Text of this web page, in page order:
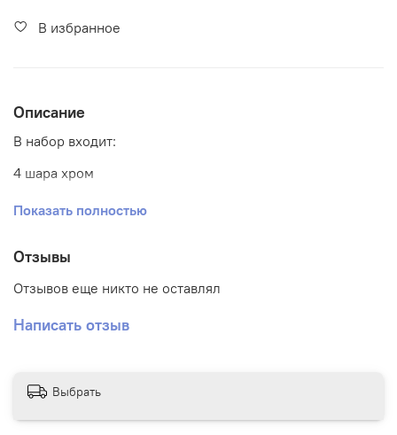
В избранное
Описание
В набор входит:
4 шара хром
3 шара сердца
Показать полностью
Отзывы
Отзывов еще никто не оставлял
Написать отзыв
Выбрать